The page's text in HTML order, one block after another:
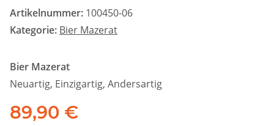
Artikelnummer: 100450-06
Kategorie: Bier Mazerat
Bier Mazerat
Neuartig, Einzigartig, Andersartig
89,90 €